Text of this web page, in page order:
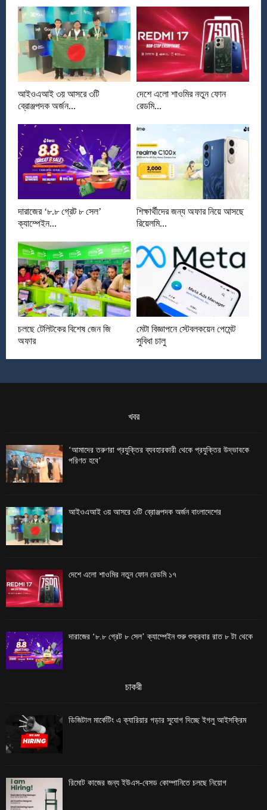
আইওএআই ৩য় আসরে ৩টি
ব্রোঞ্জপদক অর্জন...
দেশে এলো শাওমির নতুন ফোন
রেডমি...
দারাজের ‘৮.৮ গ্রেট ৮ সেল’
ক্যাম্পেইন...
শিক্ষার্থীদের জন্য অফার নিয়ে আসছে
রিয়েলমি...
চলছে টেলিটকের বিশেষ জেন জি
অফার
মেটা বিজ্ঞাপনে স্টেবলকয়েন পেমেন্ট
সুবিধা চালু
খবর
‘আমাদের তরুণরা প্রযুক্তির ব্যবহারকারী থেকে প্রযুক্তির উদ্ভাবকে
পরিণত হবে’
আইওএআই ৩য় আসরে ৩টি ব্রোঞ্জপদক অর্জন বাংলাদেশের
দেশে এলো শাওমির নতুন ফোন রেডমি ১৭
দারাজের ‘৮.৮ গ্রেট ৮ সেল’ ক্যাম্পেইন শুরু শুক্রবার রাত ৮ টা থেকে
চাকরী
ডিজিটাল মার্কেটিং এ ক্যারিয়ার গড়ার সুযোগ দিচ্ছে ইগলু আইসক্রিম
রিমোট কাজের জন্য ইউএস-বেসড কোম্পানিতে চলছে নিয়োগ